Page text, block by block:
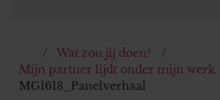
Wat zou jij doen?
Mijn partner lijdt onder mijn werk
MG1618_Panelverhaal